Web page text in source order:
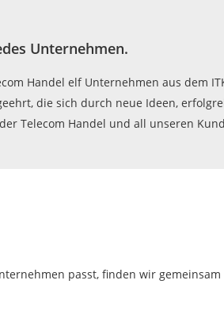
Unternehmen.
Handel elf Unternehmen aus dem
die sich durch neue Ideen,
Telecom Handel und all unseren
passt, finden wir